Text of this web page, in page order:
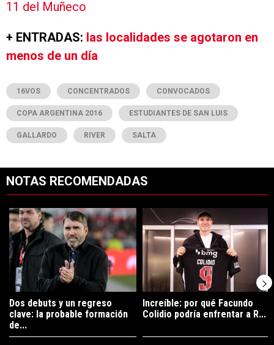
11 del Muñeco
+ ENTRADAS: las localidades se agotaron en
menos de un día
16VOS CONCENTRADOS CONVOCADOS
COPA ARGENTINA 2016 ESTUDIANTES DE SAN LUIS
GALLARDO RIVER SALTA
NOTAS RECOMENDADAS
Un artículo de tendencia con el título "Dos debuts y un regreso
Dos debuts y un regreso
clave: la probable formación
de...
Un artículo de tendencia con el
Increíble: por qué Facundo
Colidio podría enfrentar a R...